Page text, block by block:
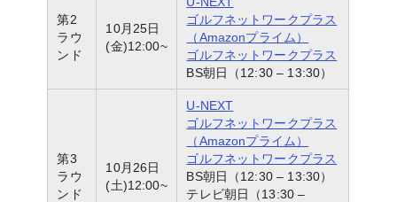
第2
ラウ
ンド
10月25日
(金)12:00~
ゴルフネットワークプラス
（Amazonプライム）
ゴルフネットワークプラス
BS朝日（12:30 – 13:30）
第3
ラウ
ンド
10月26日
(土)12:00~
U-NEXT
ゴルフネットワークプラス
（Amazonプライム）
ゴルフネットワークプラス
BS朝日（12:30 – 13:30）
テレビ朝日（13:30 –